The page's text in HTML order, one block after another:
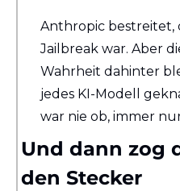
Anthropic bestreitet,
Jailbreak war. Aber
Wahrheit dahinter
jedes KI-Modell
war nie ob, immer
Und dann zog
den Stecker